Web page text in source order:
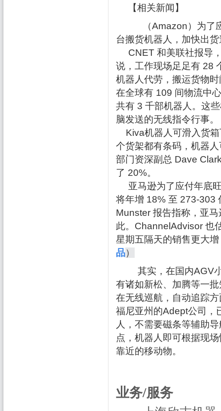
【相关新闻】
（Amazon）为了
台搬货机器人，加快出
CNET 和美联社报导
说，工作现场足足有 28
机器人代劳，搬运货物
在全球有 109 间物流中
共有 3 千部机器人。这
脑发送的无线指令行事。
Kiva机器人可滑入货箱
个货架都有条码，机器
部门资深副总 Dave
了 20%。
亚马逊为了应付年底
将年增 18% 至 273-303
Munster 报告指称，亚
此。ChannelAdvisor 也
星期五隔天的销售更大
品）
其实，在国内AGV
有诸如新松、加腾等一
在无线巡航，自动追踪
福尼亚州的Adept公司
人，不需要磁条等辅助
点，机器人即可根据现
靠近的移动物。
业务/服务